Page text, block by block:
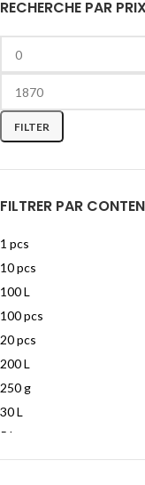
RECHERCHE PAR PRIX
FILTER
FILTRER PAR
1 pcs
10 pcs
100 L
100 pcs
20 pcs
200 L
250 g
30 L
5 L
5 pcs